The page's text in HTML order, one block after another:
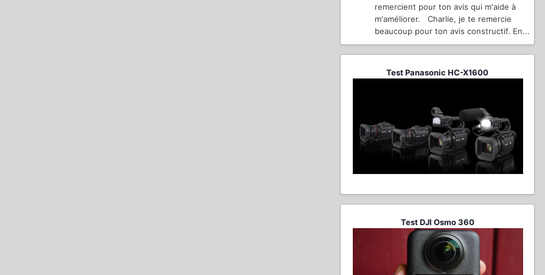
remercient pour ton avis qui m'aide à
m'améliorer. Charlie, je te remercie
beaucoup pour ton avis constructif. En...
Test Panasonic HC-X1600
Test DJI Osmo 360